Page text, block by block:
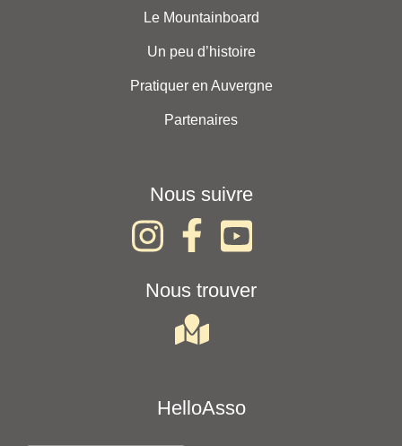
Le Mountainboard
Un peu d’histoire
Pratiquer en Auvergne
Partenaires
Nous suivre
Nous trouver
HelloAsso